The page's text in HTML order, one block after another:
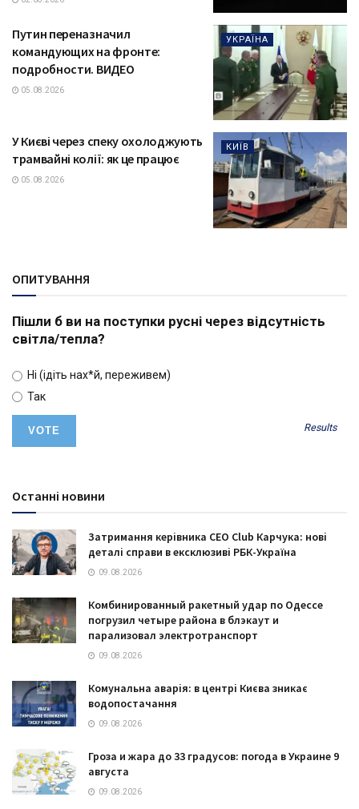
УКРАЇНА
Путин переназначил
командующих на фронте:
подробности. ВИДЕО
05.08.2026
КИЇВ
У Києві через спеку охолоджують
трамвайні колії: як це працює
05.08.2026
ОПИТУВАННЯ
Пішли б ви на поступки русні через відсутність
світла/тепла?
Ні (ідіть нах*й, переживем)
Так
Results
Останні новини
Затримання керівника CEO Club Карчука: нові
деталі справи в ексклюзиві РБК-Україна
09.08.2026
Комбинированный ракетный удар по Одессе
погрузил четыре района в блэкаут и
парализовал электротранспорт
09.08.2026
Комунальна аварія: в центрі Києва зникає
водопостачання
09.08.2026
Гроза и жара до 33 градусов: погода в Украине 9
августа
09.08.2026